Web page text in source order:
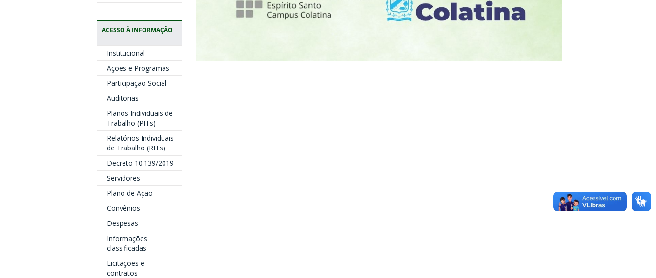
ACESSO À INFORMAÇÃO
Institucional
Ações e Programas
Participação Social
Auditorias
Planos Individuais de
Trabalho (PITs)
Relatórios Individuais
de Trabalho (RITs)
Decreto 10.139/2019
Servidores
Plano de Ação
Convênios
Despesas
Informações
classificadas
Licitações e
contratos